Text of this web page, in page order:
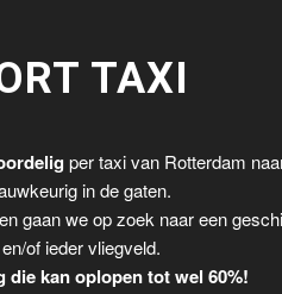
TAXI
per taxi van Rotterdam
in de gaten.
gaan we op zoek naar een
of ieder vliegveld.
kan oplopen tot wel 60%!